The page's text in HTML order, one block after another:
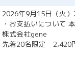
・お支払いについて 本セ
株式会社gene